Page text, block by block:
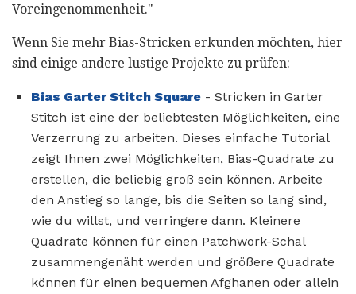
Voreingenommenheit."
Wenn Sie mehr Bias-Stricken erkunden möchten, hier
sind einige andere lustige Projekte zu prüfen:
Bias Garter Stitch Square - Stricken in Garter
Stitch ist eine der beliebtesten Möglichkeiten, eine
Verzerrung zu arbeiten. Dieses einfache Tutorial
zeigt Ihnen zwei Möglichkeiten, Bias-Quadrate zu
erstellen, die beliebig groß sein können. Arbeite
den Anstieg so lange, bis die Seiten so lang sind,
wie du willst, und verringere dann. Kleinere
Quadrate können für einen Patchwork-Schal
zusammengenäht werden und größere Quadrate
können für einen bequemen Afghanen oder allein